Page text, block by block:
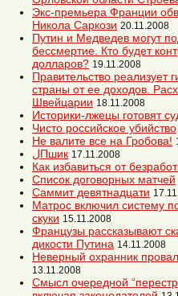
Экс-премьера Франции
Никола Саркози 20.11.2008
Путин и Медведев могут
бессмертие. Кто будет
долларов? 19.11.2008
Правительство реализует
страны от ее доходов.
Швейцарии 18.11.2008
Историки-лжецы готовят
Чисто российское убийство
Не валите все на Гробова!
لПшик 17.11.2008
Как избавиться от
Список договорных матчей
Саммит девятнадцати
Матрос включил систему
скуки 15.11.2008
Французы рассказывают
дикости Путина 14.11.2008
Неверный охранник
13.11.2008
Смысл очередной